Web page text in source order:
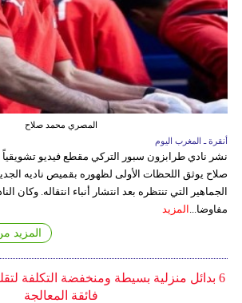
المصري محمد صلاح
أنقرة ـ المغرب اليوم
نشر نادي طرابزون سبور التركي مقطع فيديو
صلاح يوثق اللحظات الأولى لظهوره بقميص ناديه
الجماهير التي تنتظره بعد انتشار أنباء انتقاله. وكان
مفاوضا... المزيد
المزيد
6 بدائل منزلية بسيطة ومنخفضة التكلفة
فائقة المعالجة